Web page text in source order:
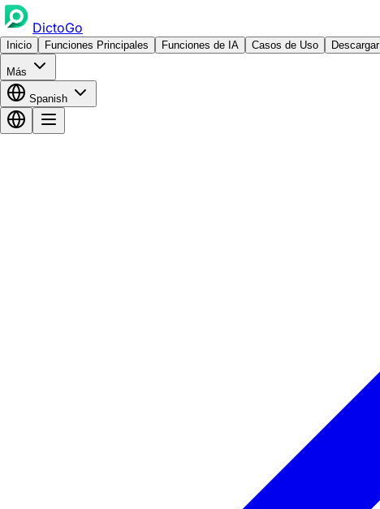
DictoGo
Inicio Funciones Principales Funciones de IA Casos de Uso Descargar
Más
Spanish